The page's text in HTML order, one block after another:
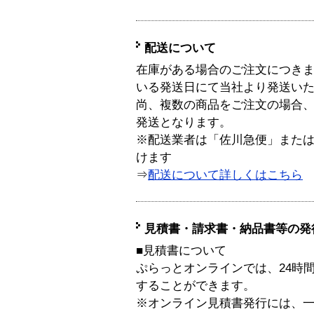
配送について
在庫がある場合のご注文につき
いる発送日にて当社より発送い
尚、複数の商品をご注文の場合
発送となります。
※配送業者は「佐川急便」また
けます
⇒配送について詳しくはこちら
見積書・請求書・納品書等の
■見積書について
ぷらっとオンラインでは、24時
することができます。
※オンライン見積書発行には、